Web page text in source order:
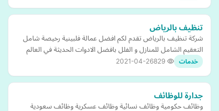
تنظيف بالرياض
شركة تنظيف بالرياض تقدم لكم افضل عمالة فلبينية رخيصة شامل
التعقيم الشامل للمنازل و الفلل بافضل الادوات الحديثة في العالم
خدمات 2021-04-26
جدارة للوظائف
وظائف حكومية وظائف نسائية وظائف عسكرية وظائف سعودية